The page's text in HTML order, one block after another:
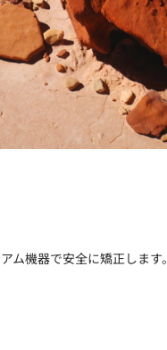
機器で安全に矯正します。